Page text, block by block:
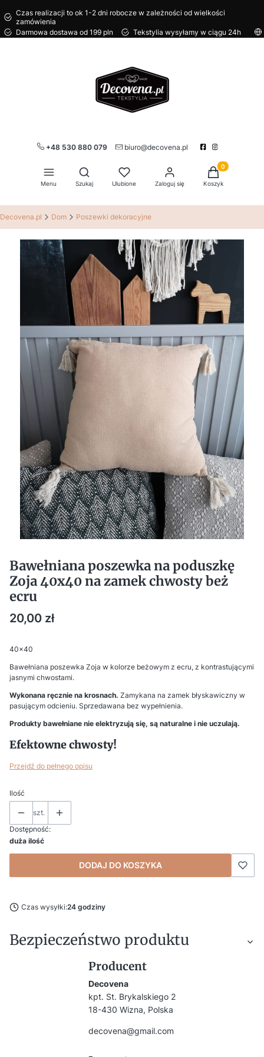
Czas realizacji to ok 1-2 dni robocze w zależności od wielkości
zamówienia
Darmowa dostawa od 199 pln
Tekstylia wysyłamy w ciągu 24h
+48 530 880 079 biuro@decovena.pl
Menu
Otwórz wyszukiwarkę
Szukaj Ulubione Zaloguj się
Produkty w
Koszyk
Decovena.pl Dom Poszewki dekoracyjne
Bawełniana poszewka na poduszkę
Zoja 40x40 na zamek chwosty beż
ecru
Cena
20,00 zł
40x40
Bawełniana poszewka Zoja w kolorze beżowym z ecru, z kontrastującymi
jasnymi chwostami.
Wykonana ręcznie na krosnach. Zamykana na zamek błyskawiczny w
pasującym odcieniu. Sprzedawana bez wypełnienia.
Produkty bawełniane nie elektryzują się, są naturalne i nie uczulają.
Efektowne chwosty!
Przejdź do pełnego opisu
Ilość
szt.
Dostępność:
duża ilość
DODAJ DO KOSZYKA
Czas wysyłki:24 godziny
Bezpieczeństwo produktu
Producent
Decovena
kpt. St. Brykalskiego 2
18-430 Wizna, Polska
decovena@gmail.com